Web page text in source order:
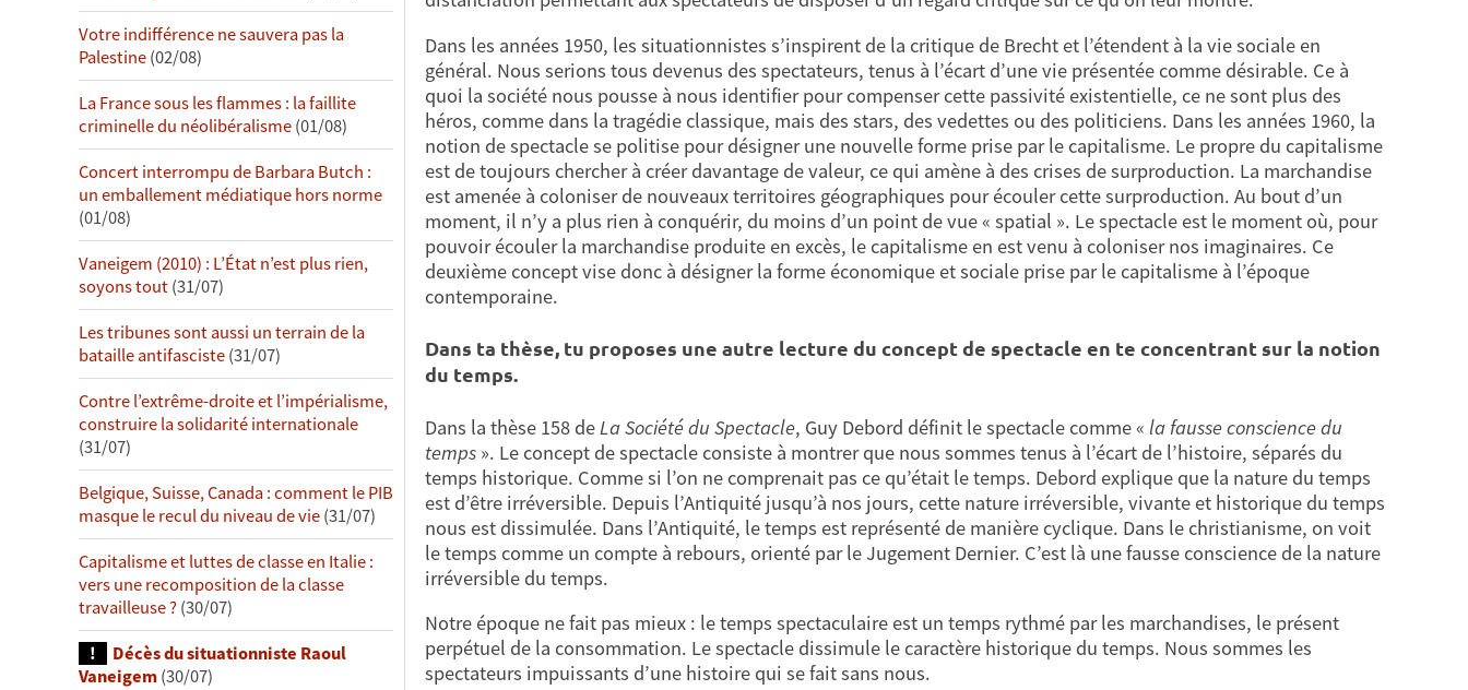
Votre indifférence ne sauvera pas la
Palestine(02/08)
La France sous les flammes : la faillite
criminelle du néolibéralisme(01/08)
Concert interrompu de Barbara Butch :
un emballement médiatique hors norme
(01/08)
Vaneigem (2010) : L’État n’est plus rien,
soyons tout(31/07)
Les tribunes sont aussi un terrain de la
bataille antifasciste(31/07)
Contre l’extrême-droite et l’impérialisme,
construire la solidarité internationale
(31/07)
Belgique, Suisse, Canada : comment le PIB
masque le recul du niveau de vie(31/07)
Capitalisme et luttes de classe en Italie :
vers une recomposition de la classe
travailleuse ?(30/07)
Décès du situationniste Raoul
Vaneigem(30/07)
Dans les années 1950, les situationnistes s’inspirent de la critique de Brecht et l’étendent à la vie sociale en
général. Nous serions tous devenus des spectateurs, tenus à l’écart d’une vie présentée comme désirable. Ce à
quoi la société nous pousse à nous identifier pour compenser cette passivité existentielle, ce ne sont plus des
héros, comme dans la tragédie classique, mais des stars, des vedettes ou des politiciens. Dans les années 1960, la
notion de spectacle se politise pour désigner une nouvelle forme prise par le capitalisme. Le propre du capitalisme
est de toujours chercher à créer davantage de valeur, ce qui amène à des crises de surproduction. La marchandise
est amenée à coloniser de nouveaux territoires géographiques pour écouler cette surproduction. Au bout d’un
moment, il n’y a plus rien à conquérir, du moins d’un point de vue « spatial ». Le spectacle est le moment où, pour
pouvoir écouler la marchandise produite en excès, le capitalisme en est venu à coloniser nos imaginaires. Ce
deuxième concept vise donc à désigner la forme économique et sociale prise par le capitalisme à l’époque
contemporaine.
Dans ta thèse, tu proposes une autre lecture du concept de spectacle en te concentrant sur la notion
du temps.
Dans la thèse 158 de La Société du Spectacle, Guy Debord définit le spectacle comme « la fausse conscience du
temps ». Le concept de spectacle consiste à montrer que nous sommes tenus à l’écart de l’histoire, séparés du
temps historique. Comme si l’on ne comprenait pas ce qu’était le temps. Debord explique que la nature du temps
est d’être irréversible. Depuis l’Antiquité jusqu’à nos jours, cette nature irréversible, vivante et historique du temps
nous est dissimulée. Dans l’Antiquité, le temps est représenté de manière cyclique. Dans le christianisme, on voit
le temps comme un compte à rebours, orienté par le Jugement Dernier. C’est là une fausse conscience de la nature
irréversible du temps.
Notre époque ne fait pas mieux : le temps spectaculaire est un temps rythmé par les marchandises, le présent
perpétuel de la consommation. Le spectacle dissimule le caractère historique du temps. Nous sommes les
spectateurs impuissants d’une histoire qui se fait sans nous.